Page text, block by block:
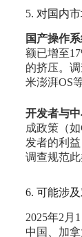
5. 对国内
国产操作
额已增至
的挤压。
米澎湃OS
开发者与
成政策（
发者的利
调查规范
6. 可能涉
2025年2月
中国、加